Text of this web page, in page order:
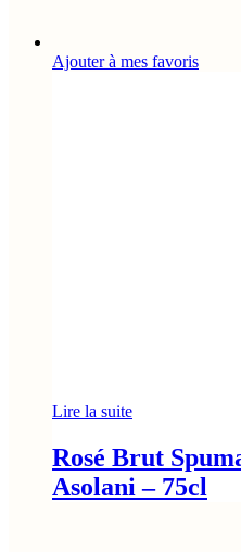
Ajouter à mes favoris
Lire la suite
Rosé Brut
Asolani – 75cl